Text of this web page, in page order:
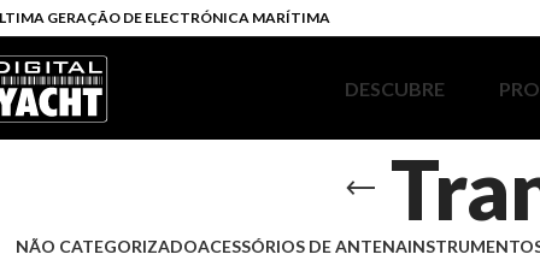
GERAÇÃO DE ELECTRÓNICA MARÍTIMA
DESCUBRE
NÃO CATEGORIZADOACESSÓRIOS DE ANTENA